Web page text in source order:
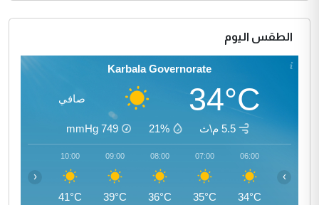
الطقس اليوم
Karbala Governorate
34°C صافي
5.5 م\ث 21%
749
mmHg
06:00
34°C
07:00
35°C
08:00
36°C
09:00
39°C
10:00
41°C
‹ ›